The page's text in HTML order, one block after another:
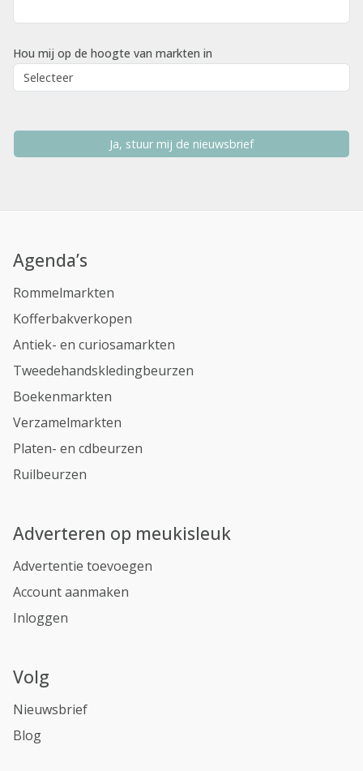
Hou mij op de hoogte van markten in
Ja, stuur mij de nieuwsbrief
Agenda’s
Rommelmarkten
Kofferbakverkopen
Antiek- en curiosamarkten
Tweedehandskledingbeurzen
Boekenmarkten
Verzamelmarkten
Platen- en cdbeurzen
Ruilbeurzen
Adverteren op meukisleuk
Advertentie toevoegen
Account aanmaken
Inloggen
Volg
Nieuwsbrief
Blog